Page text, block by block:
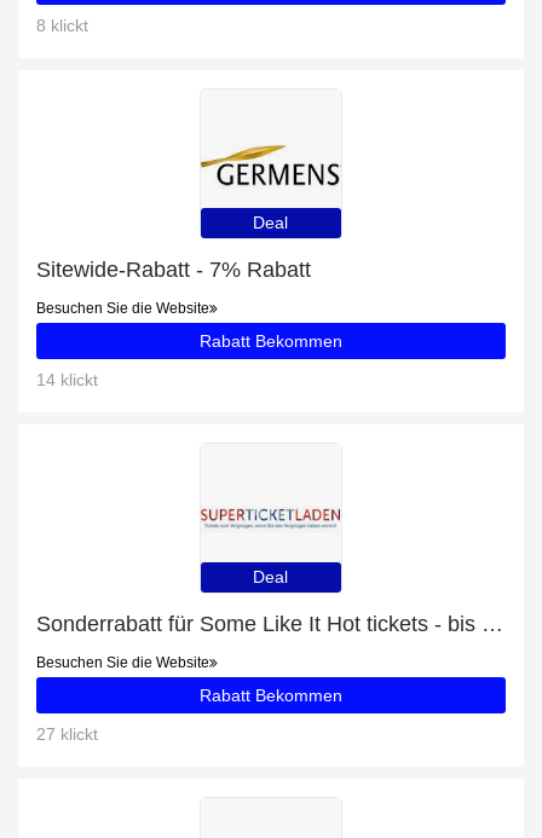
8 klickt
Deal
Sitewide-Rabatt - 7% Rabatt
Besuchen Sie die Website
Rabatt Bekommen
14 klickt
Deal
Sonderrabatt für Some Like It Hot tickets - bis zu 50% Rabatt
Besuchen Sie die Website
Rabatt Bekommen
27 klickt